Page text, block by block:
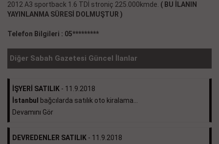
2012 A3 sportback 1.6 TDİ stroniç 225.000kmde. ( BU İLANIN
YAYINLANMA SÜRESİ DOLMUŞTUR )
Telefon Bilgileri : 05*********
Diğer Sabah Gazetesi Güncel İlanlar
İŞYERİ SATILIK - 11.9.2018
İstanbul
bağcılarda satılık oto kiralama...
Devamını Gör
DEVREDENLER SATILIK - 11.9.2018